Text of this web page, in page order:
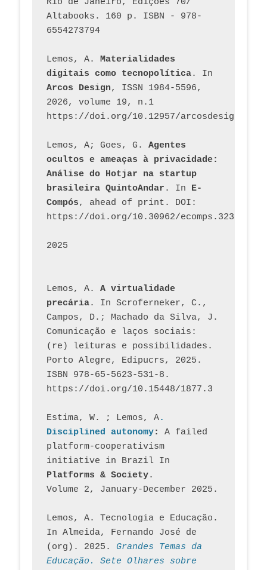
Altabooks. 160 p. ISBN - 978-
6554273794
Lemos, A. Materialidades
digitais como tecnopolítica
Arcos Design, ISSN 1984-5596,
2026, volume 19, n.1
https://doi.org/10.12957/
Lemos, A; Goes, G. Agentes
ocultos e ameaças à privacidade:
Análise do Hotjar na startup
brasileira QuintoAndar . In E-
Compós, ahead of print. DOI:
https://doi.org/10.30962/ecomps.3231
2025
Lemos, A. A virtualidade
precária. In Scroferneker, C.,
Campos, D.; Machado da Silva, J.
Comunicação e laços sociais:
(re) leituras e possibilidades.
Porto Alegre, Edipucrs, 2025.
ISBN 978-65-5623-531-8.
https://doi.org/10.15448/1877.3
Estima, W. ; Lemos, A.
Disciplined autonomy: A failed
platform-cooperativism
initiative in Brazil In
Platforms & Society.
Volume 2, January-December 2025.
Lemos, A. Tecnologia e Educação.
In Almeida, Fernando José de
(org). 2025. Grandes Temas da
Educação. Sete Olhares sobre